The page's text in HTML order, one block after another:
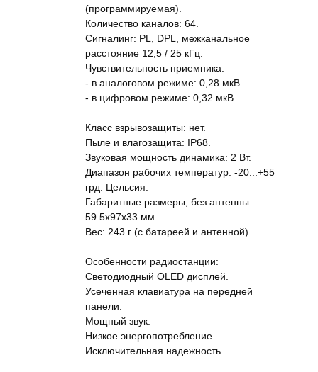
(программируемая).
Количество каналов: 64.
Сигналинг: PL, DPL, межканальное
расстояние 12,5 / 25 кГц.
Чувствительность приемника:
- в аналоговом режиме: 0,28 мкВ.
- в цифровом режиме: 0,32 мкВ.
Класс взрывозащиты: нет.
Пыле и влагозащита: IP68.
Звуковая мощность динамика: 2 Вт.
Диапазон рабочих температур: -20...+55
грд. Цельсия.
Габаритные размеры, без антенны:
59.5х97х33 мм.
Вес: 243 г (с батареей и антенной).
Особенности радиостанции:
Светодиодный OLED дисплей.
Усеченная клавиатура на передней
панели.
Мощный звук.
Низкое энергопотребление.
Исключительная надежность.